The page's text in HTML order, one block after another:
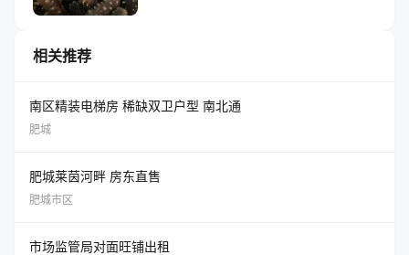
相关推荐
南区精装电梯房 稀缺双卫户型 南北通
肥城
肥城莱茵河畔 房东直售
肥城市区
市场监管局对面旺铺出租